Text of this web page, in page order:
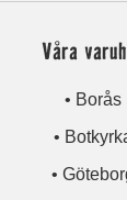
Våra
• Borås
•
•